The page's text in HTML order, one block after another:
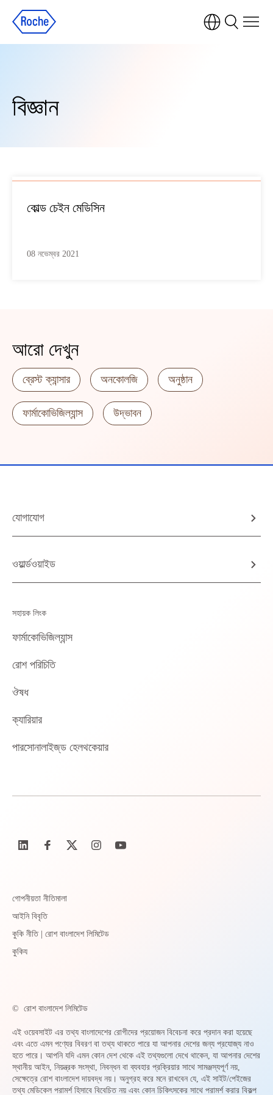
বিজ্ঞান
কোল্ড চেইন মেডিসিন
08 নভেম্বর 2021
আরো দেখুন
ব্রেস্ট ক্যান্সার অনকোলজি অনুষ্ঠান
ফার্মাকোভিজিল্যান্স উদ্ভাবন
যোগাযোগ
ওয়ার্ল্ডওয়াইড
সহায়ক লিংক
ফার্মাকোভিজিল্যান্স
রোশ পরিচিতি
ঔষধ
ক্যারিয়ার
পারসোনালাইজ্‌ড হেলথকেয়ার
গোপনীয়তা নীতিমালা
আইনি বিবৃতি
কুকি নীতি | রোশ বাংলাদেশ লিমিটেড
কুকিয
© রোশ বাংলাদেশ লিমিটেড
এই ওয়েবসাইট এর তথ্য বাংলাদেশের রোগীদের প্রয়োজন বিবেচনা করে প্রদান করা হয়েছে
এবং এতে এমন পণ্যের বিবরণ বা তথ্য থাকতে পারে যা আপনার দেশের জন্য প্রযোজ্য নাও
হতে পারে। আপনি যদি এমন কোন দেশ থেকে এই তথ্যগুলো দেখে থাকেন, যা আপনার দেশের
স্থানীয় আইন, নিয়ন্ত্রক সংস্থা, নিবন্ধন বা ব্যবহার প্রক্রিয়ার সাথে সামঞ্জস্যপূর্ণ নয়,
সেক্ষেত্রে রোশ বাংলাদেশ দায়বদ্ধ নয়। অনুগ্রহ করে মনে রাখবেন যে, এই সাইট/পেইজের
তথ্য মেডিকেল পরামর্শ হিসাবে বিবেচিত নয় এবং কোন চিকিৎসকের সাথে পরামর্শ করার বিকল্প